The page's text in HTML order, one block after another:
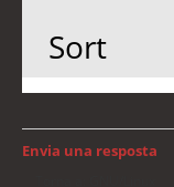
Sort
Envia una resposta